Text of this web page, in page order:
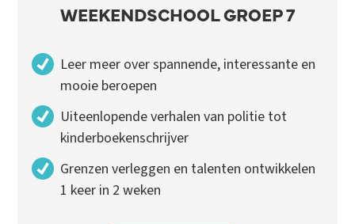
WEEKENDSCHOOL GROEP 7
Leer meer over spannende, interessante en
mooie beroepen
Uiteenlopende verhalen van politie tot
kinderboekenschrijver
Grenzen verleggen en talenten ontwikkelen
1 keer in 2 weken